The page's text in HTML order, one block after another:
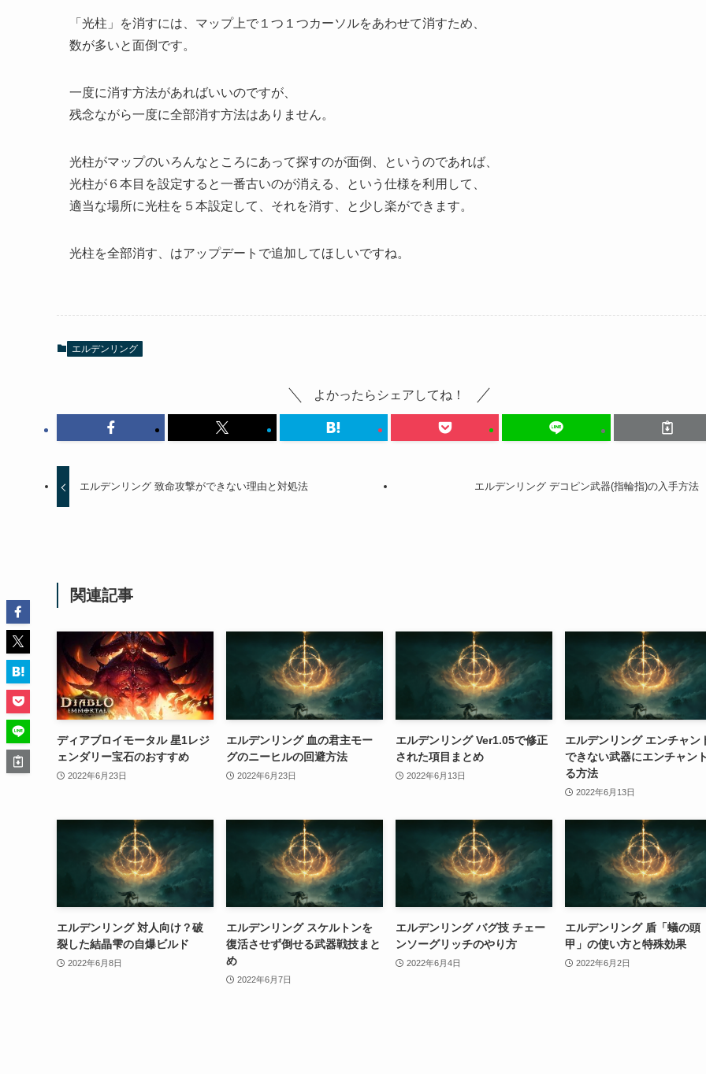
「光柱」を消すには、マップ上で１つ１つカーソルをあわせて消すため、
数が多いと面倒です。
一度に消す方法があればいいのですが、
残念ながら一度に全部消す方法はありません。
光柱がマップのいろんなところにあって探すのが面倒、というのであれば、
光柱が６本目を設定すると一番古いのが消える、という仕様を利用して、
適当な場所に光柱を５本設定して、それを消す、と少し楽ができます。
光柱を全部消す、はアップデートで追加してほしいですね。
エルデンリング
よかったらシェアしてね！
エルデンリング 致命攻撃ができない理由と対処法 エルデンリング デコピン武器(指輪指)の入手方法
関連記事
ディアブロイモータル 星1レジ
ェンダリー宝石のおすすめ
2022年6月23日
エルデンリング 血の君主モー
グのニーヒルの回避方法
2022年6月23日
エルデンリング Ver1.05で修正
された項目まとめ
2022年6月13日
エルデンリング エンチャン
できない武器にエンチャン
る方法
2022年6月13日
エルデンリング 対人向け？破
裂した結晶雫の自爆ビルド
2022年6月8日
エルデンリング スケルトンを
復活させず倒せる武器戦技まと
め
2022年6月7日
エルデンリング バグ技 チェー
ンソーグリッチのやり方
2022年6月4日
エルデンリング 盾「蟻の頭
甲」の使い方と特殊効果
2022年6月2日